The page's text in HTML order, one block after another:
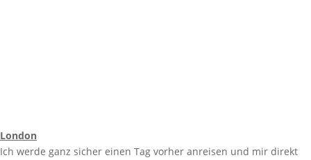
London
Ich werde ganz sicher einen Tag vorher anreisen und mir direkt